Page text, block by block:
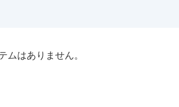
ムはありません。